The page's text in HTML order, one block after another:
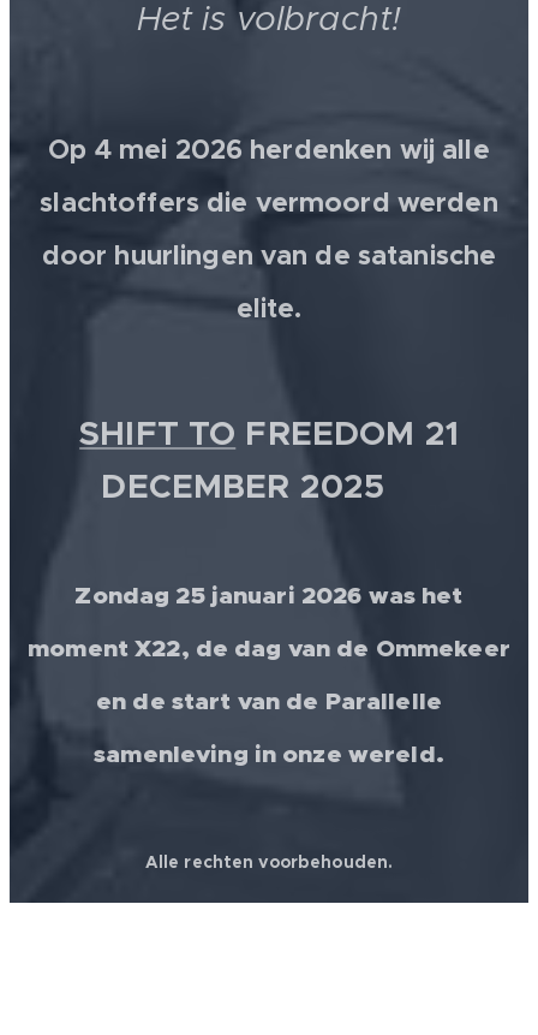
Het is volbracht!
Op 4 mei 2026 herdenken wij alle
slachtoffers die vermoord werden
door huurlingen van de satanische
elite.
SHIFT TO FREEDOM 21
DECEMBER 2025 💫
Zondag 25 januari 2026 was het
moment X22, de dag van de Ommekeer
en de start van de Parallelle
samenleving in onze wereld.
Alle rechten voorbehouden.